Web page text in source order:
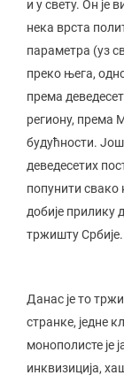
и у свету. Он је
нека врста
параметра (уз
преко њега,
према
региону, према
будућности. Још
деведесетих
попунити свако
добије прилику
тржишту Србије.
Данас је то
странке, једне
монополисте је
инквизиција,